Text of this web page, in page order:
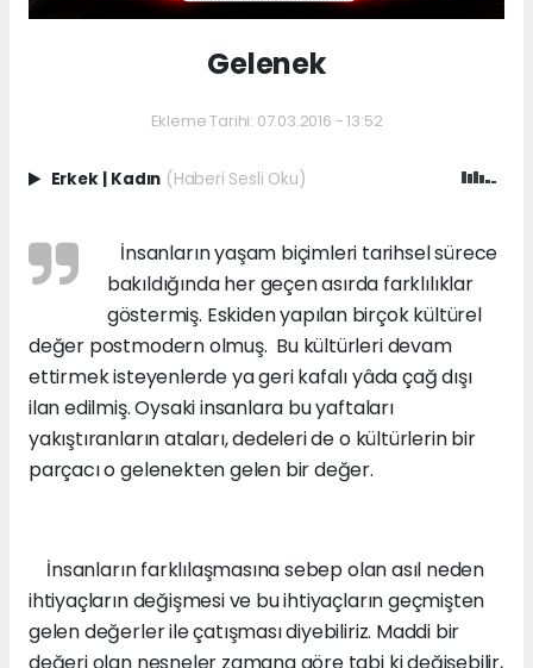
Gelenek
Ekleme Tarihi: 07.03.2016 - 13:52
Erkek | Kadın (Haberi Sesli Oku)
İnsanların yaşam biçimleri tarihsel sürece
bakıldığında her geçen asırda farklılıklar
göstermiş. Eskiden yapılan birçok kültürel
değer postmodern olmuş. Bu kültürleri devam
ettirmek isteyenlerde ya geri kafalı yâda çağ dışı
ilan edilmiş. Oysaki insanlara bu yaftaları
yakıştıranların ataları, dedeleri de o kültürlerin bir
parçacı o gelenekten gelen bir değer.
İnsanların farklılaşmasına sebep olan asıl neden
ihtiyaçların değişmesi ve bu ihtiyaçların geçmişten
gelen değerler ile çatışması diyebiliriz. Maddi bir